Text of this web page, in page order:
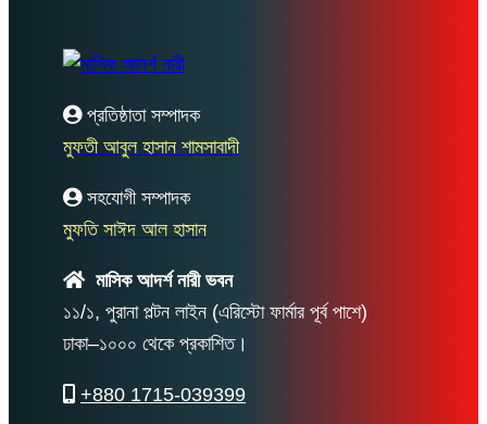
প্রতিষ্ঠাতা সম্পাদক
মুফতী আবুল হাসান শামসাবাদী
সহযোগী সম্পাদক
মুফতি সাঈদ আল হাসান
মাসিক আদর্শ নারী ভবন
১১/১, পুরানা পল্টন লাইন (এরিস্টো ফার্মার পূর্ব পাশে)
ঢাকা–১০০০ থেকে প্রকাশিত।
+880 1715-039399